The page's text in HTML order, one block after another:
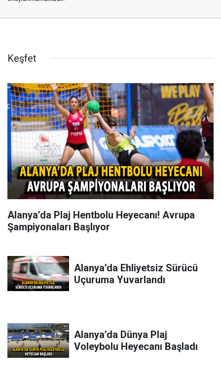
Keşfet
Alanya’da Plaj Hentbolu Heyecanı! Avrupa
Şampiyonaları Başlıyor
Alanya’da Ehliyetsiz Sürücü
Uçuruma Yuvarlandı
Alanya’da Dünya Plaj
Voleybolu Heyecanı Başladı